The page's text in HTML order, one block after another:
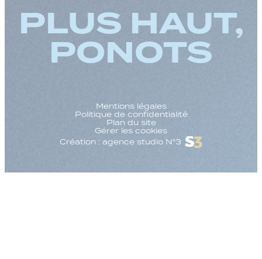
PLUS HAUT,
PONOTS
Mentions légales
Politique de confidentialité
Plan du site
Gérer les cookies
Création : agence studio N°3